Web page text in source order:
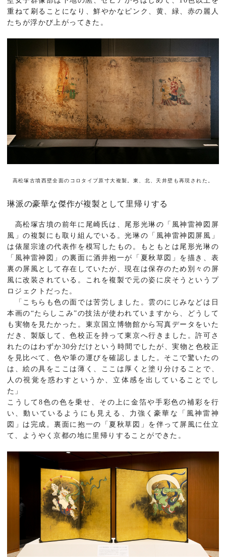
重ねて刷ることになり、鮮やかなピンク、黄、緑、赤の麗人
たちが浮かび上がってきた。
高松塚古墳西壁全面のコロタイプ原寸大複製。東、北、天井壁も再現された。
琳派の豪華な傑作が複製として里帰りする
高松塚古墳の前年に尾崎氏は、尾形光琳の「風神雷神図屏
風」の複製にも取り組んでいる。光琳の「風神雷神図屏風」
は俵屋宗達の代表作を模写したもの。もともとは尾形光琳の
「風神雷神図」の裏面に酒井抱一が「夏秋草図」を描き、表
裏の屏風として存在していたが、現在は保存のため別々の屏
風に改装されている。これを複製で元の姿に戻そうというプ
ロジェクトだった。
「こちらも色の面では苦労しました。雲のにじみなどは日
本画の“たらしこみ”の技法が使われていますから、どうして
も実物を見たかった。東京国立博物館から写真データをいた
だき、製版して、色校正を持って東京へ行きました。許可さ
れたのはわずか30分だけという時間でしたが、実物と色校正
を見比べて、色や筆の運びを確認しました。そこで驚いたの
は、絵の具をここは薄く、ここは厚くと塗り分けることで、
人の視覚を惑わすというか、立体感を出していることでし
た」
こうして8色の色を乗せ、その上に金箔や手彩色の補彩を行
い、動いているようにも見える、力強く豪華な「風神雷神
図」は完成。裏面に抱一の「夏秋草図」を伴って屏風に仕立
て、ようやく京都の地に里帰りすることができた。